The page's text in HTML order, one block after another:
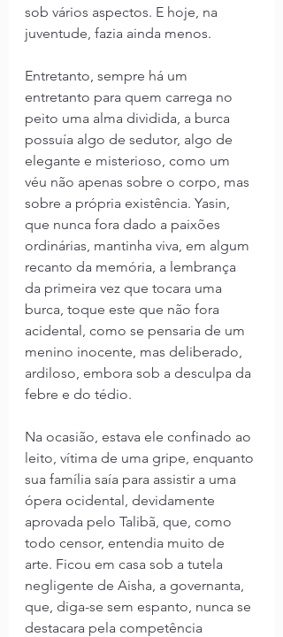
sob vários aspectos. E hoje, na
juventude, fazia ainda menos.
Entretanto, sempre há um
entretanto para quem carrega no
peito uma alma dividida, a burca
possuía algo de sedutor, algo de
elegante e misterioso, como um
véu não apenas sobre o corpo, mas
sobre a própria existência. Yasin,
que nunca fora dado a paixões
ordinárias, mantinha viva, em algum
recanto da memória, a lembrança
da primeira vez que tocara uma
burca, toque este que não fora
acidental, como se pensaria de um
menino inocente, mas deliberado,
ardiloso, embora sob a desculpa da
febre e do tédio.
Na ocasião, estava ele confinado ao
leito, vítima de uma gripe, enquanto
sua família saía para assistir a uma
ópera ocidental, devidamente
aprovada pelo Talibã, que, como
todo censor, entendia muito de
arte. Ficou em casa sob a tutela
negligente de Aisha, a governanta,
que, diga-se sem espanto, nunca se
destacara pela competência